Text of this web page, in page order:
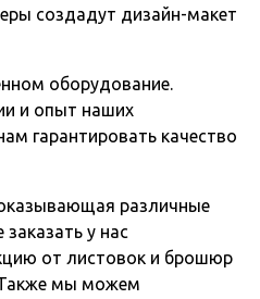
создадут дизайн-макет
оборудование.
и опыт наших
гарантировать качество
различные
у нас
от листовок и брошюр
мы можем